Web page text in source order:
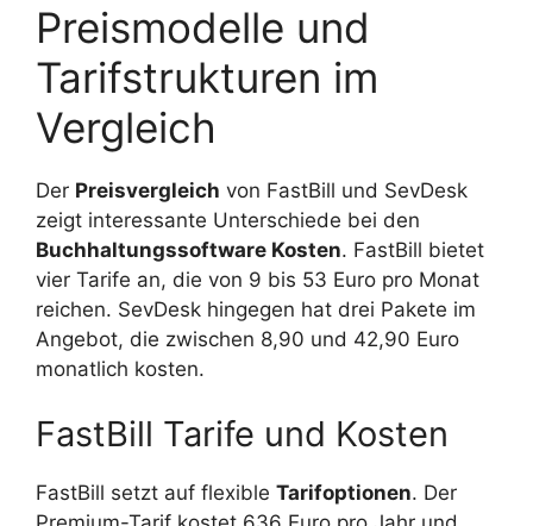
Preismodelle und
Tarifstrukturen im
Vergleich
Der Preisvergleich von FastBill und SevDesk
zeigt interessante Unterschiede bei den
Buchhaltungssoftware Kosten. FastBill bietet
vier Tarife an, die von 9 bis 53 Euro pro Monat
reichen. SevDesk hingegen hat drei Pakete im
Angebot, die zwischen 8,90 und 42,90 Euro
monatlich kosten.
FastBill Tarife und Kosten
FastBill setzt auf flexible Tarifoptionen. Der